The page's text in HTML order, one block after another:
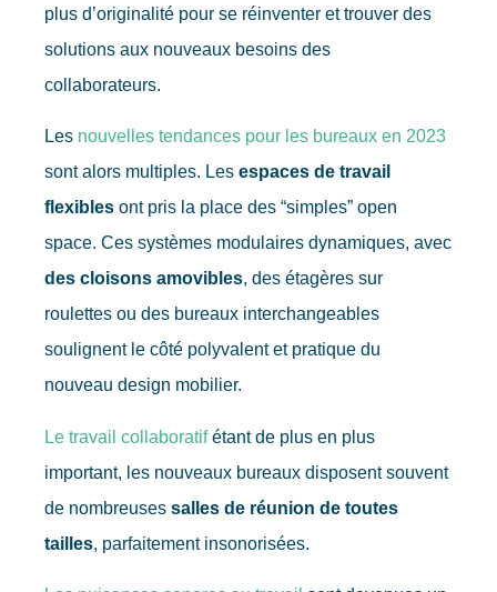
plus d’originalité pour se réinventer et trouver des
solutions aux nouveaux besoins des
collaborateurs.
Les nouvelles tendances pour les bureaux en 2023
sont alors multiples. Les espaces de travail
flexibles ont pris la place des “simples” open
space. Ces systèmes modulaires dynamiques, avec
des cloisons amovibles, des étagères sur
roulettes ou des bureaux interchangeables
soulignent le côté polyvalent et pratique du
nouveau design mobilier.
Le travail collaboratifétant de plus en plus
important, les nouveaux bureaux disposent souvent
de nombreuses salles de réunion de toutes
tailles, parfaitement insonorisées.